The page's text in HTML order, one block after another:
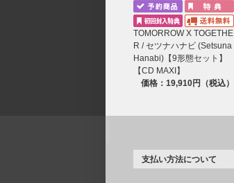
TOMORROW X TOGETHE
R / セツナハナビ (Setsuna
Hanabi)【9形態セット】
【CD MAXI】
価格：19,910円（税込）
支払い方法について